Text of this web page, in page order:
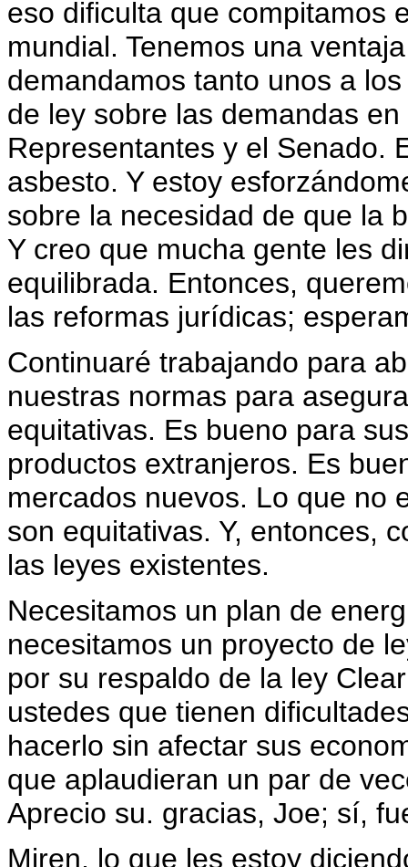
eso dificulta que compitamos
mundial. Tenemos una
demandamos tanto unos a
de ley sobre las demandas
Representantes y el Senado.
asbesto. Y estoy
sobre la necesidad de que la
Y creo que mucha gente les
equilibrada. Entonces,
las reformas jurídicas;
Continuaré trabajando para
nuestras normas para
equitativas. Es bueno para
productos extranjeros. Es
mercados nuevos. Lo que no
son equitativas. Y, entonces,
las leyes existentes.
Necesitamos un plan de
necesitamos un proyecto de
por su respaldo de la ley
ustedes que tienen
hacerlo sin afectar sus
que aplaudieran un par de
Aprecio su. gracias, Joe; sí,
Miren, lo que les estoy